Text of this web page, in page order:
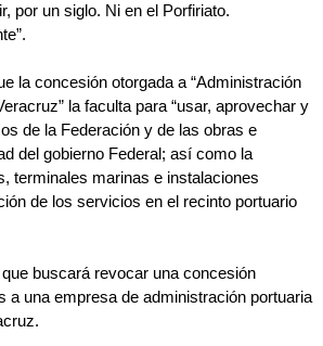
por un siglo. Ni en el Porfiriato.
la concesión otorgada a “Administración
la faculta para “usar, aprovechar y
de la Federación y de las obras e
del gobierno Federal; así como la
terminales marinas e instalaciones
de los servicios en el recinto portuario
buscará revocar una concesión
a una empresa de administración portuaria